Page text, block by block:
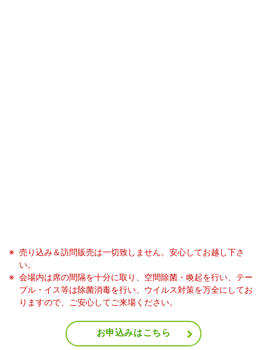
売り込み＆訪問販売は一切致しません。安心してお越し下さ
い。
会場内は席の間隔を十分に取り、空間除菌・喚起を行い、テー
ブル・イス等は除菌消毒を行い、ウイルス対策を万全にしてお
りますので、ご安心してご来場ください。
お申込みはこちら